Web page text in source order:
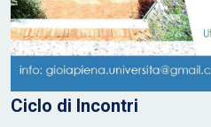
Ciclo di Incontri